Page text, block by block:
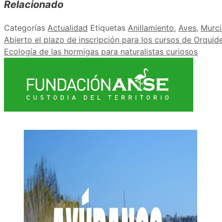
Relacionado
Categorías Actualidad Etiquetas Anillamiento, Aves,
Abierto el plazo de inscripción para los cursos de
Ecología de las hormigas para naturalistas curiosos